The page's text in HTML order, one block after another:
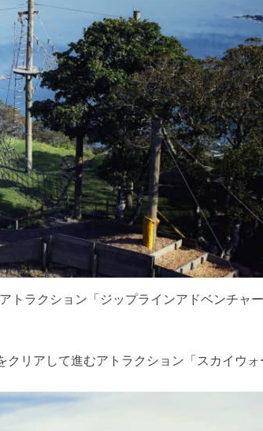
トラクション「ジップラインアドベンチャ
リアして進むアトラクション「スカイウォ